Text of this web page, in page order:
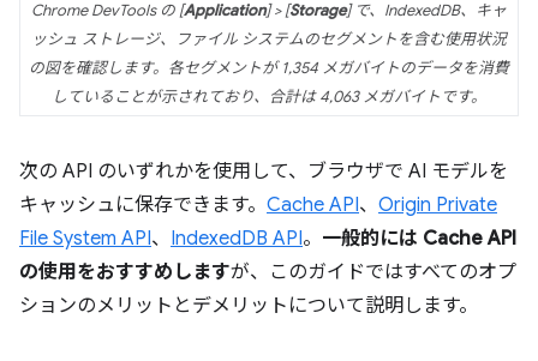
Chrome DevTools の [Application] > [Storage] で、IndexedDB、キャ
ッシュ ストレージ、ファイル システムのセグメントを含む使用状況
の図を確認します。各セグメントが 1,354 メガバイトのデータを消費
していることが示されており、合計は 4,063 メガバイトです。
次の API のいずれかを使用して、ブラウザで AI モデルを
キャッシュに保存できます。 Cache API、 Origin Private
File System API、 IndexedDB API。 一般的には Cache API
の使用をおすすめしますが、このガイドではすべてのオプ
ションのメリットとデメリットについて説明します。